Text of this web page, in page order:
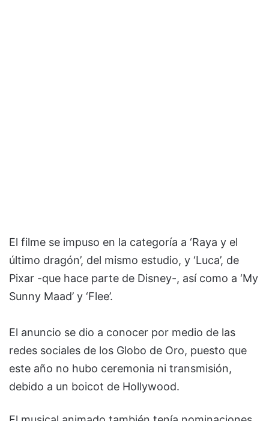
El filme se impuso en la categoría a ‘Raya y el
último dragón’, del mismo estudio, y ‘Luca’, de
Pixar -que hace parte de Disney-, así como a ‘My
Sunny Maad’ y ‘Flee’.
El anuncio se dio a conocer por medio de las
redes sociales de los Globo de Oro, puesto que
este año no hubo ceremonia ni transmisión,
debido a un boicot de Hollywood.